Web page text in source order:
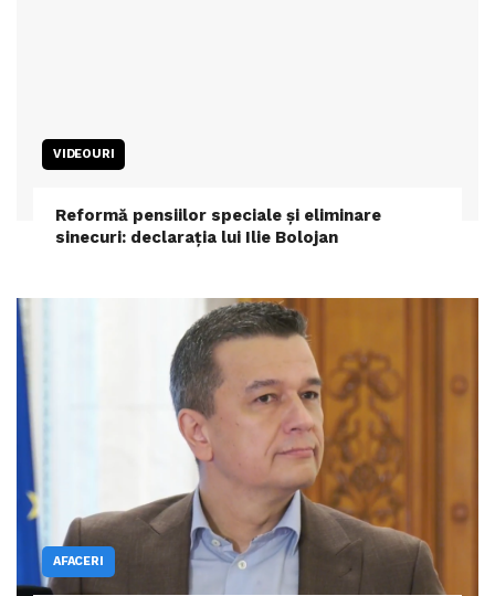
VIDEOURI
Reformă pensiilor speciale și eliminare
sinecuri: declarația lui Ilie Bolojan
AFACERI